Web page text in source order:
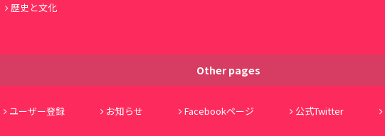
歴史と文化
Other pages
ユーザー登録 お知らせ Facebookページ 公式Twitter